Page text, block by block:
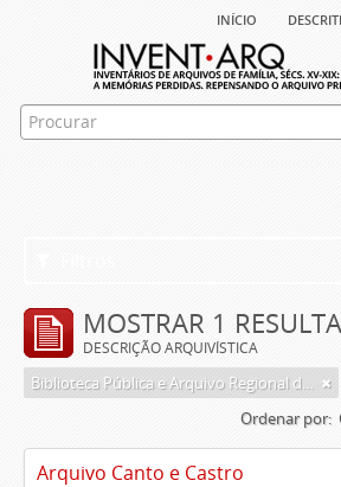
início
MOSTRAR 1
DESCRIÇÃO ARQUIVÍSTICA
Biblioteca Pública e Arquivo Regional de Ponta Delgada
Ordenar por:
Arquivo Canto e Castro